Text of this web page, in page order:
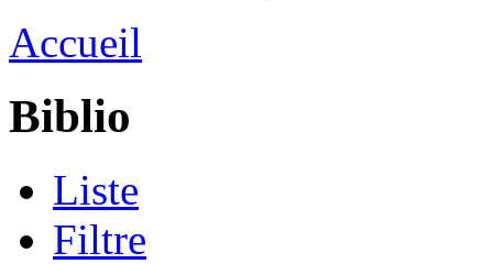
Accueil
Biblio
Liste
Filtre